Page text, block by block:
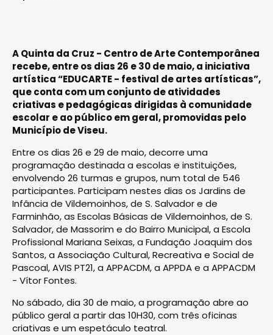
A Quinta da Cruz - Centro de Arte Contemporânea
recebe, entre os dias 26 e 30 de maio, a iniciativa
artística “EDUCARTE - festival de artes artísticas”,
que conta com um conjunto de atividades
criativas e pedagógicas dirigidas à comunidade
escolar e ao público em geral, promovidas pelo
Município de Viseu.
Entre os dias 26 e 29 de maio, decorre uma
programação destinada a escolas e instituições,
envolvendo 26 turmas e grupos, num total de 546
participantes. Participam nestes dias os Jardins de
Infância de Vildemoinhos, de S. Salvador e de
Farminhão, as Escolas Básicas de Vildemoinhos, de S.
Salvador, de Massorim e do Bairro Municipal, a Escola
Profissional Mariana Seixas, a Fundação Joaquim dos
Santos, a Associação Cultural, Recreativa e Social de
Pascoal, AVIS PT21, a APPACDM, a APPDA e a APPACDM
- Vítor Fontes.
No sábado, dia 30 de maio, a programação abre ao
público geral a partir das 10H30, com três oficinas
criativas e um espetáculo teatral.